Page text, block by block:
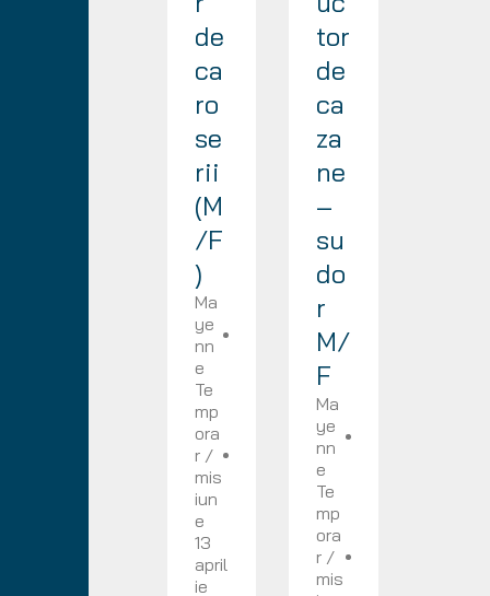
de
ca
ro
se
rii
(M
/F
)
Ma
ye
nn
e
Te
mp
ora
r /
mis
iun
e
13
april
ie
tor
de
ca
za
ne
–
su
do
r
M/
F
Ma
ye
nn
e
Te
mp
ora
r /
mis